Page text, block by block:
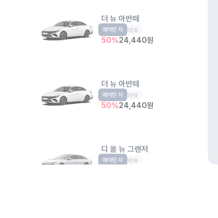
더 뉴 아반떼
준중형 5인승
50%24,440원
예약된 차
더 뉴 아반떼
준중형 5인승
50%24,440원
예약된 차
디 올 뉴 그랜저
준대형 5인승
예약된 차